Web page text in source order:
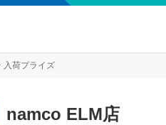
入荷プライズ
namco ELM店